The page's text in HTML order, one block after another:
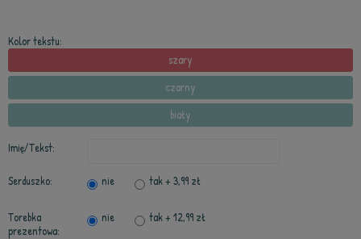
Kolor tekstu:
szary
czarny
biały
Imię/Tekst:
Serduszko: nie tak+ 3,99 zł
Torebka
prezentowa:
nie tak+ 12,99 zł